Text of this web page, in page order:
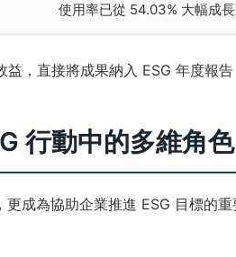
使用率已從 54.03% 大幅成
，直接將成果納入 ESG 年度報告
行動中的多維角色
成為協助企業推進 ESG 目標的